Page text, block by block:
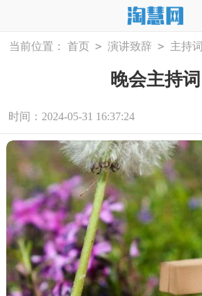
当前位置： 首页 > 演讲致辞 > 主持词
晚会主持词
时间：2024-05-31 16:37:24